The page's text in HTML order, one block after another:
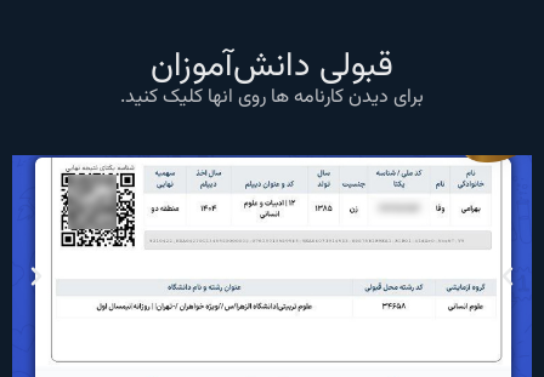
قبولی دانش‌آموزان
برای دیدن کارنامه ها روی انها کلیک کنید.